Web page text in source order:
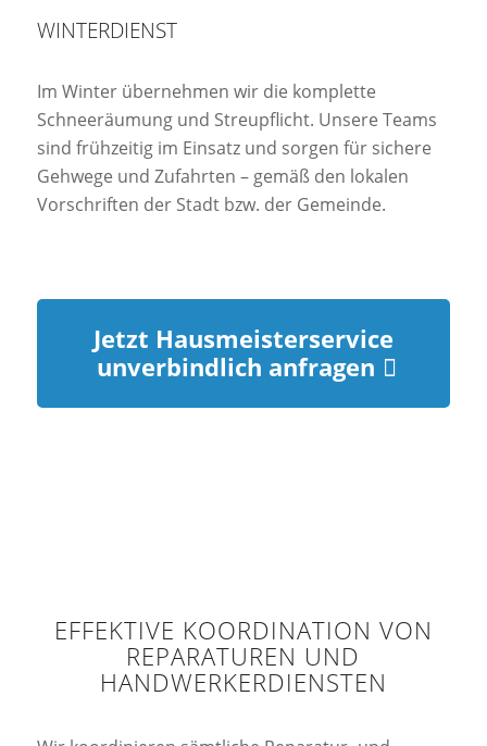
WINTERDIENST
Im Winter übernehmen wir die komplette
Schneeräumung und Streupflicht. Unsere Teams
sind frühzeitig im Einsatz und sorgen für sichere
Gehwege und Zufahrten – gemäß den lokalen
Vorschriften der Stadt bzw. der Gemeinde.
Jetzt Hausmeisterservice
unverbindlich anfragen
EFFEKTIVE KOORDINATION VON
REPARATUREN UND
HANDWERKERDIENSTEN